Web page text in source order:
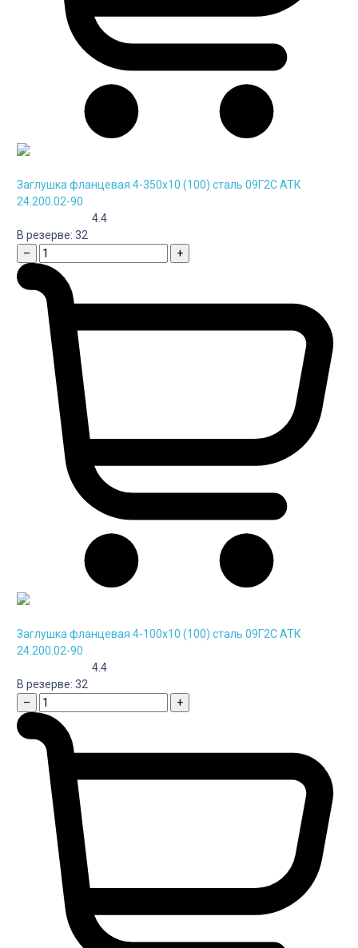
Заглушка фланцевая 4-350х10 (100) сталь 09Г2С АТК
24.200.02-90
4.4
В резерве: 32
–
+
Заглушка фланцевая 4-100х10 (100) сталь 09Г2С АТК
24.200.02-90
4.4
В резерве: 32
–
+